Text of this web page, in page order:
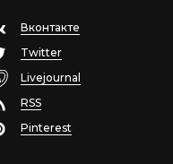
Вконтакте
Twitter
Livejournal
RSS
Pinterest